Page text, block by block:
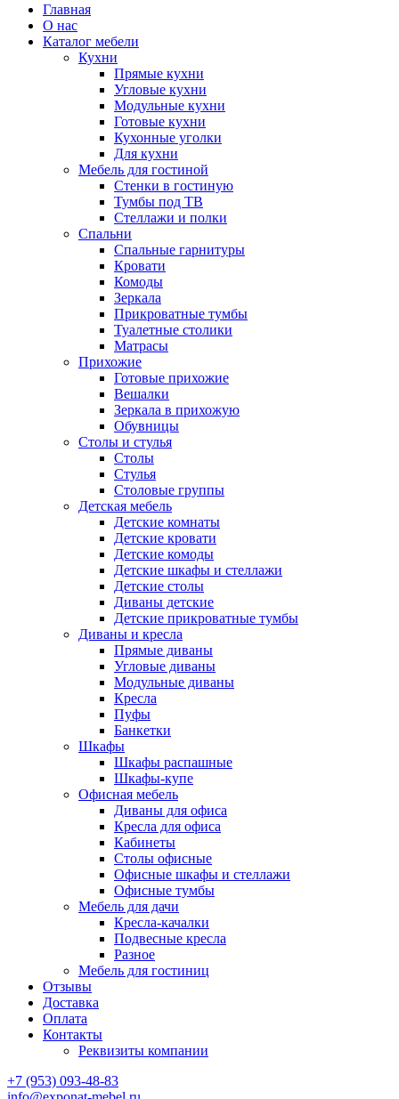
Главная
О нас
Каталог мебели
Кухни
Прямые кухни
Угловые кухни
Модульные кухни
Готовые кухни
Кухонные уголки
Для кухни
Мебель для гостиной
Стенки в гостиную
Тумбы под ТВ
Стеллажи и полки
Спальни
Спальные гарнитуры
Кровати
Комоды
Зеркала
Прикроватные тумбы
Туалетные столики
Матрасы
Прихожие
Готовые прихожие
Вешалки
Зеркала в прихожую
Обувницы
Столы и стулья
Столы
Стулья
Столовые группы
Детская мебель
Детские комнаты
Детские кровати
Детские комоды
Детские шкафы и стеллажи
Детские столы
Диваны детские
Детские прикроватные тумбы
Диваны и кресла
Прямые диваны
Угловые диваны
Модульные диваны
Кресла
Пуфы
Банкетки
Шкафы
Шкафы распашные
Шкафы-купе
Офисная мебель
Диваны для офиса
Кресла для офиса
Кабинеты
Столы офисные
Офисные шкафы и стеллажи
Офисные тумбы
Мебель для дачи
Кресла-качалки
Подвесные кресла
Разное
Мебель для гостиниц
Отзывы
Доставка
Оплата
Контакты
Реквизиты компании
+7 (953) 093-48-83